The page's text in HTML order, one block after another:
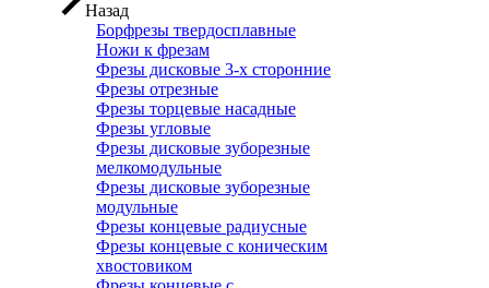
Назад
Борфрезы твердосплавные
Ножи к фрезам
Фрезы дисковые 3-х сторонние
Фрезы отрезные
Фрезы торцевые насадные
Фрезы угловые
Фрезы дисковые зуборезные
мелкомодульные
Фрезы дисковые зуборезные
модульные
Фрезы концевые радиусные
Фрезы концевые с коническим
хвостовиком